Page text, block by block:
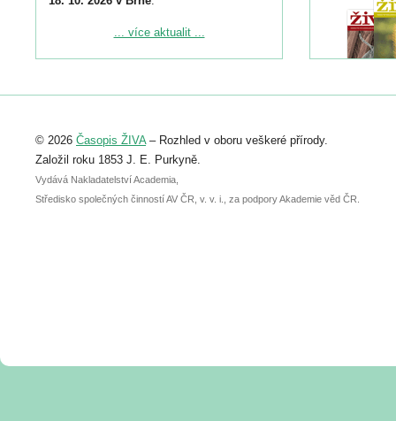
Podrobnější informace ke konferenci
Registrovat se můžete do 6. září.
abstraktu přihlášené přednášky nebo
posteru je už 30. června.
... více aktualit ...
© 2026 Časopis ŽIVA– Rozhled v oboru veškeré přírody.
Založil roku 1853 J. E. Purkyně.
Vydává Nakladatelství Academia,
Středisko společných činností AV ČR, v. v. i., za podpory Akademie věd ČR.